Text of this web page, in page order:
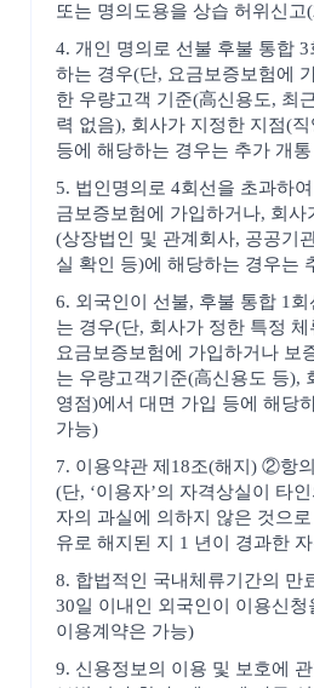
또는 명의도용을 상습 허위신고
4. 개인 명의로 선불 후불 통합
하는 경우(단, 요금보증보험에
한 우량고객 기준(高신용도, 최
력 없음), 회사가 지정한 지점(
등에 해당하는 경우는 추가 개
5. 법인명의로 4회선을 초과하
금보증보험에 가입하거나, 회사
(상장법인 및 관계회사, 공공기
실 확인 등)에 해당하는 경우는
6. 외국인이 선불, 후불 통합 1
는 경우(단, 회사가 정한 특정
요금보증보험에 가입하거나 보
는 우량고객기준(高신용도 등),
영점)에서 대면 가입 등에 해당
가능)
7. 이용약관 제18조(해지) ②항
(단, ‘이용자’의 자격상실이 타
자의 과실에 의하지 않은 것으
유로 해지된 지 1 년이 경과한
8. 합법적인 국내체류기간의 만
30일 이내인 외국인이 이용신
이용계약은 가능)
9. 신용정보의 이용 및 보호에